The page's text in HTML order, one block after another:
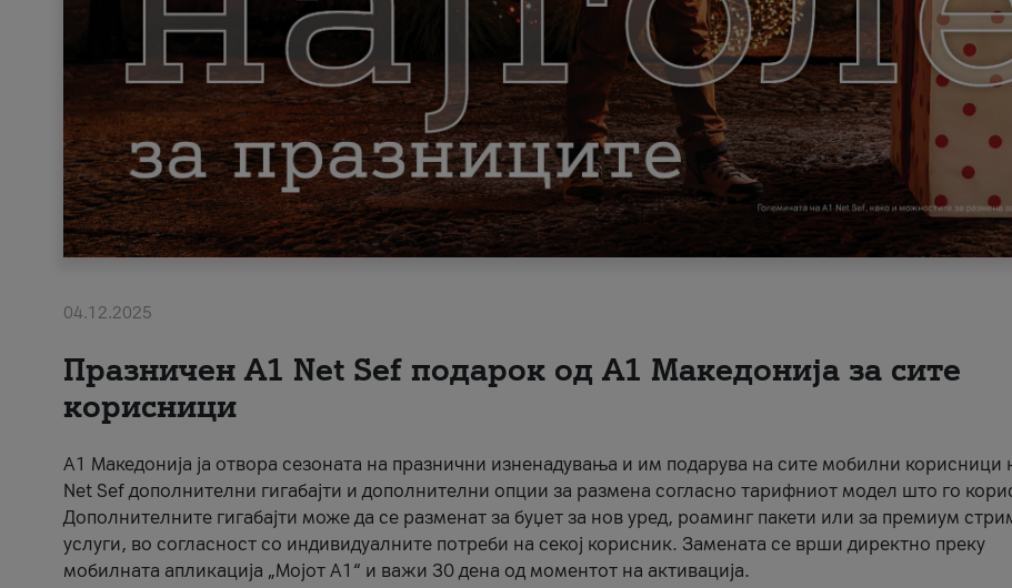
04.12.2025
Празничен A1 Net Sеf подарок од А1 Македонија за сите
корисници
А1 Македонија ја отвора сезоната на празнични изненадувања и им подарува на сите мобилни корисници
Net Sef дополнителни гигабајти и дополнителни опции за размена согласно тарифниот модел што го
Дополнителните гигабајти може да се разменат за буџет за нов уред, роаминг пакети или за премиум
услуги, во согласност со индивидуалните потреби на секој корисник. Замената се врши директно преку
мобилната апликација „Мојот А1“ и важи 30 дена од моментот на активација.